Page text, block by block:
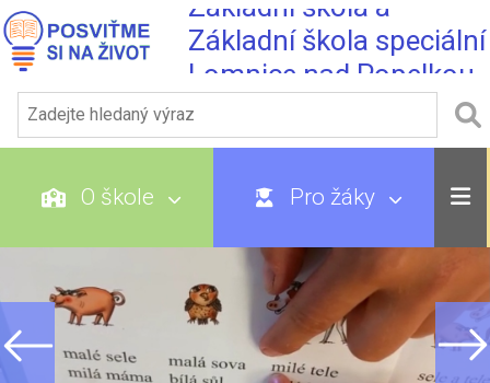
Základní škola a
Základní škola speciální
Lomnice nad Popelkou
O škole Pro žáky